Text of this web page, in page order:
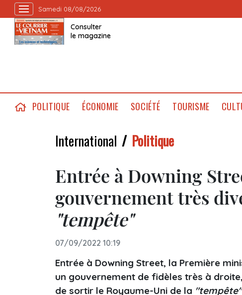
Samedi 08/08/2026
Consulter
le magazine
POLITIQUE ÉCONOMIE SOCIÉTÉ TOURISME
International Politique
Entrée à Downing
gouvernement très
"tempête"
07/09/2022 10:19
Entrée à Downing Street, la Première
un gouvernement de fidèles très à
de sortir le Royaume-Uni de la "tempête"